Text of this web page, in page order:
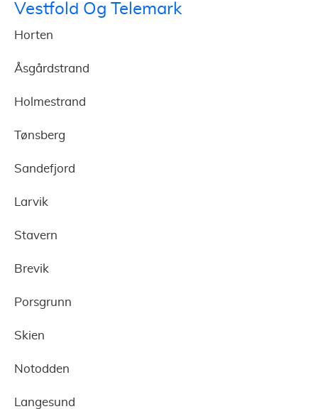
Vestfold Og Telemark
Horten
Åsgårdstrand
Holmestrand
Tønsberg
Sandefjord
Larvik
Stavern
Brevik
Porsgrunn
Skien
Notodden
Langesund